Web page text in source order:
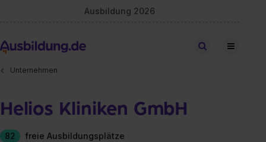
Ausbildung 2026
Stellen finden
Unternehmen
Helios Kliniken GmbH
82
freie Ausbildungsplätze